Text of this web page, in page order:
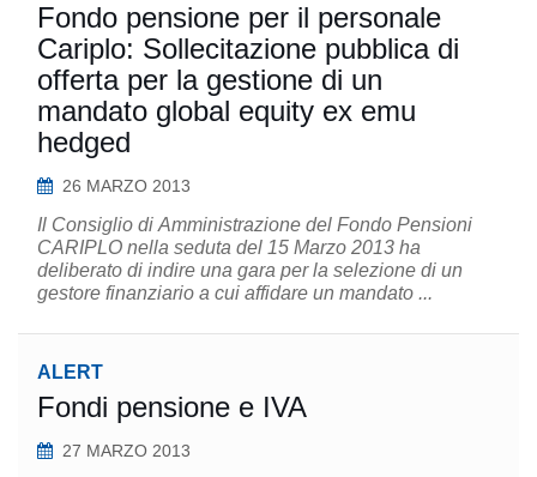
Fondo pensione per il personale
Cariplo: Sollecitazione pubblica di
offerta per la gestione di un
mandato global equity ex emu
hedged
26 MARZO 2013
Il Consiglio di Amministrazione del Fondo Pensioni
CARIPLO nella seduta del 15 Marzo 2013 ha
deliberato di indire una gara per la selezione di un
gestore finanziario a cui affidare un mandato ...
ALERT
Fondi pensione e IVA
27 MARZO 2013